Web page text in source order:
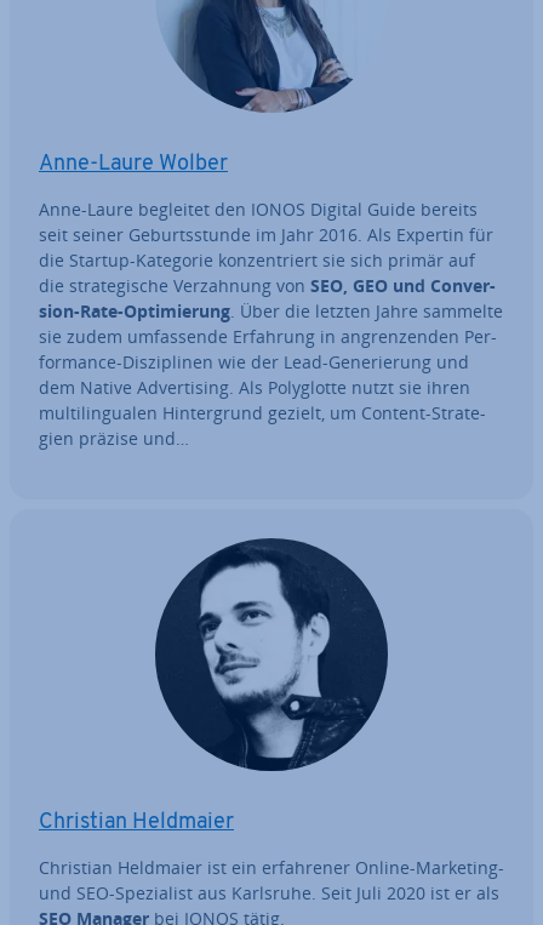
Anne-Laure Wolber
Anne-Laure begleitet den IONOS Digital Guide bereits
seit seiner Ge­burts­stun­de im Jahr 2016. Als Expertin für
die Startup-Kategorie kon­zen­triert sie sich primär auf
die stra­te­gi­sche Ver­zah­nung von SEO, GEO und Con­ver­
si­on-Rate-Op­ti­mie­rung. Über die letzten Jahre sammelte
sie zudem um­fas­sen­de Erfahrung in an­gren­zen­den Per­
for­mance-Dis­zi­pli­nen wie der Lead-Ge­ne­rie­rung und
dem Native Ad­ver­ti­sing. Als Po­ly­glot­te nutzt sie ihren
mul­ti­l­in­gua­len Hin­ter­grund gezielt, um Content-Stra­te­
gien präzise und…
Christian Heldmaier
Christian Heldmaier ist ein er­fah­re­ner Online-Marketing-
und SEO-Spe­zia­list aus Karlsruhe. Seit Juli 2020 ist er als
SEO Manager bei IONOS tätig.